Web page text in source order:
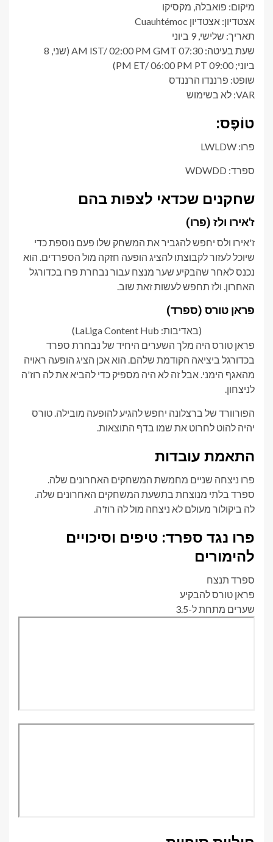
מיקום: פואבלה, מקסיקו
אצטדיון: אצטדיון Cuauhtémoc
תאריך: שלישי, 9 ביוני
שעת בעיטה: 07:30 AM IST/ 02:00 PM GMT (שני, 8
ביוני; 09:00 PM ET/ 06:00 PM PT)
שופט: פרננדו הרננדס
VAR: לא בשימוש
טוֹפֶס:
פרו: LWLDW
ספרד: WDWDD
שחקנים שכדאי לצפות בהם
ז'אירו ולז (פרו)
ז'אירו ולס יחפש להגביר את המשחק שלו פעם נוספת כדי
שיוכל לעזור לקבוצתו להציג הופעה חזקה מול הספרדים. הוא
נכנס לאחר שהבקיע שער מנצח עבור נבחרת פרו בכדורגל
האחרון. ולז תחפש לעשות זאת שוב.
פראן טורס (ספרד)
(באדיבות: LaLiga Content Hub)
פראן טורס היה מלך השערים היחיד של נבחרת ספרד
בכדורגל ביציאה הקודמת שלהם. הוא אכן הציג הופעה ראויה
מהאגף הימני. אבל זה לא היה מספיק כדי להביא את לה רוז'ה
לניצחון.
הפורוורד של ברצלונה יחפש להגיע להופעה מובילה. טורס
יהיה להוט לחרוט את שמו בדף התוצאות.
התאמת עובדות
פרו ניצחה שניים מחמשת המשחקים האחרונים שלה.
ספרד בלתי מנוצחת בתשעת המשחקים האחרונים שלה.
לה ביקולור מעולם לא ניצחה מול לה רוז'ה.
פרו נגד ספרד: טיפים וסיכויים
להימורים
ספרד תנצח
פראן טורס להבקיע
שערים מתחת ל-3.5